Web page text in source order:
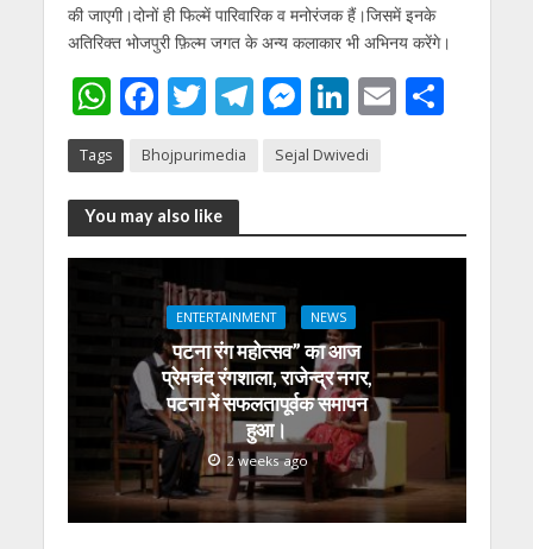
की जाएगी।दोनों ही फिल्में पारिवारिक व मनोरंजक हैं।जिसमें इनके
अतिरिक्त भोजपुरी फ़िल्म जगत के अन्य कलाकार भी अभिनय करेंगे।
W
h
at
s
A
F
e
b
o
o
k
T
itt
er
T
a
M
ss
n
er
Li
k
dI
E S
Tags Bhojpurimedia Sejal Dwivedi
You may also like
ENTERTAINMENT NEWS
पटना रंग महोत्सव” का आज
प्रेमचंद रंगशाला, राजेन्द्र नगर,
पटना में सफलतापूर्वक समापन
हुआ।
2 weeks ago